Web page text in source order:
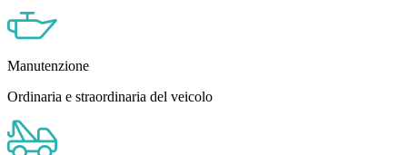
Manutenzione
Ordinaria e straordinaria del veicolo